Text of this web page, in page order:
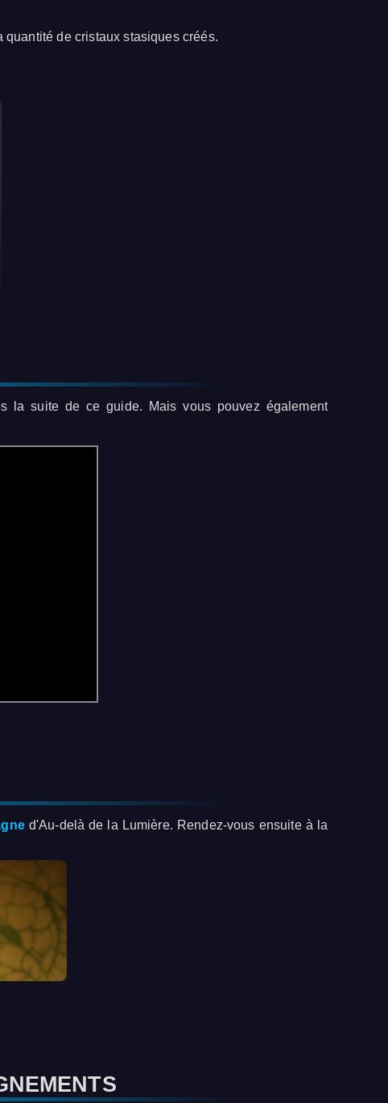
de cristaux stasiques créés.
la suite de ce guide. Mais vous pouvez également
d'Au-delà de la Lumière. Rendez-vous ensuite à la